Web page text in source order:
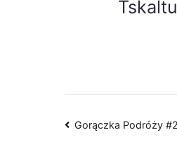
Gorączka Podróży